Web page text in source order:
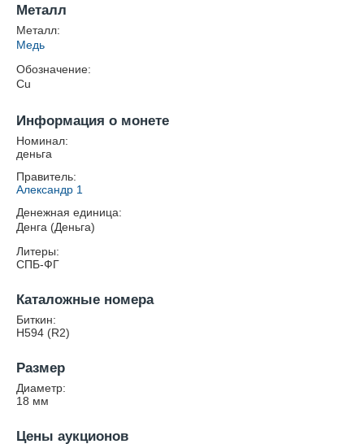
Металл
Металл:
Медь
Обозначение:
Cu
Информация о монете
Номинал:
деньга
Правитель:
Александр 1
Денежная единица:
Денга (Деньга)
Литеры:
СПБ-ФГ
Каталожные номера
Биткин:
Н594 (R2)
Размер
Диаметр:
18 мм
Цены аукционов